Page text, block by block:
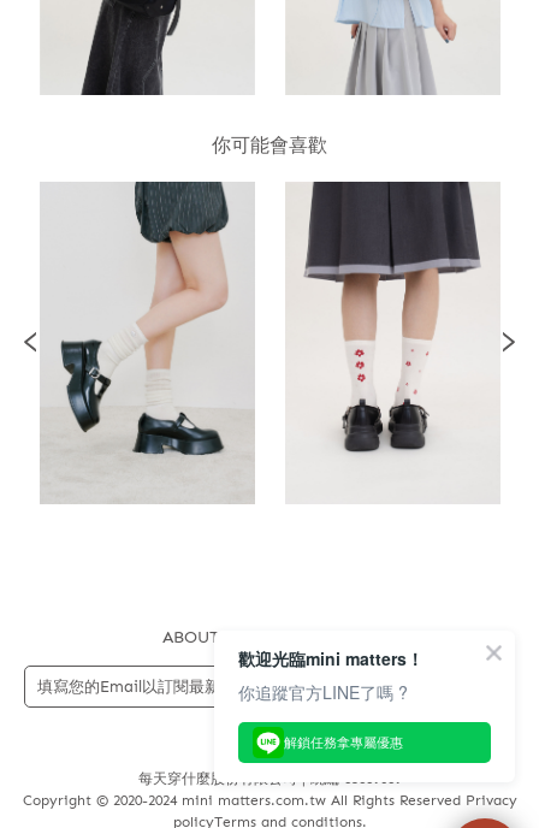
你可能會喜歡
ABOUT US
每天穿什麼股份有限公司 | 統編 83689089
Copyright © 2020-2024 mini matters.com.tw All Rights Reserved Privacy
policyTerms and conditions.
歡迎光臨mini matters！
你追蹤官方LINE了嗎 ?
解鎖任務拿專屬優惠